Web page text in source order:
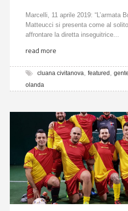
Marcelli, 11 aprile 2019: “L’armata
Matteucci si presenta come al
affrontare la diretta inseguitrice...
read more
cluana civitanova featured
olanda